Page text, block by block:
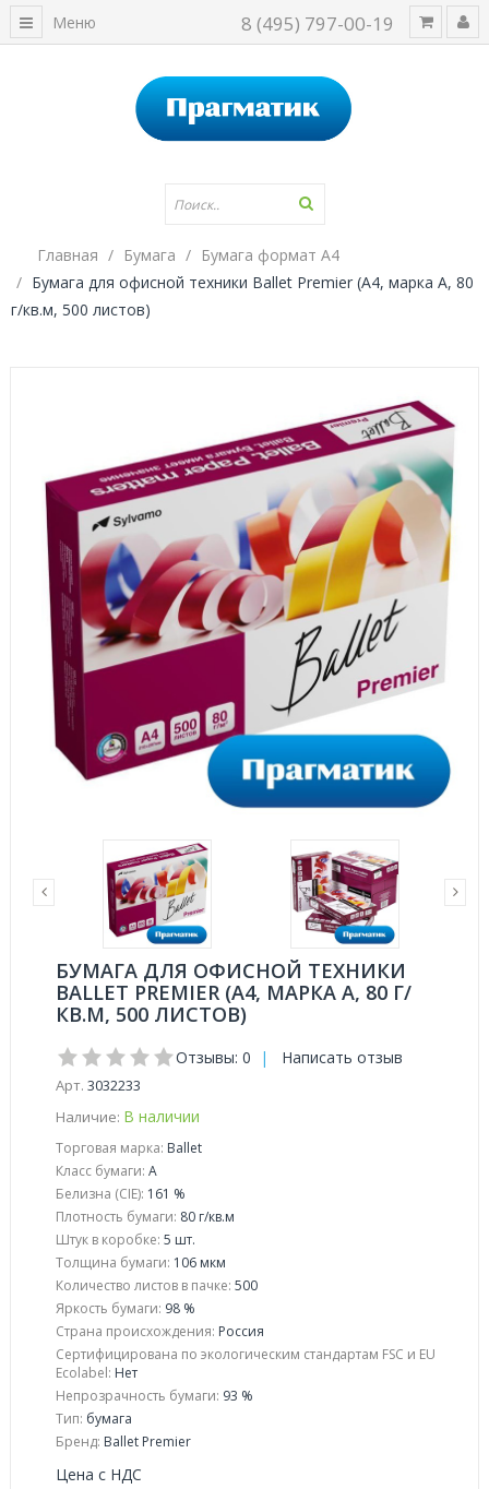
8 (495) 797-00-19
Меню
Главная Бумага
Бумага формат А4
Бумага для офисной техники Ballet Premier (А4, марка A, 80
г/кв.м, 500 листов)
БУМАГА ДЛЯ ОФИСНОЙ ТЕХНИКИ
BALLET PREMIER (А4, МАРКА A, 80 Г/
КВ.М, 500 ЛИСТОВ)
Отзывы: 0 | Написать отзыв
Арт. 3032233
Наличие: В наличии
Торговая марка: Ballet
Класс бумаги: A
Белизна (CIE): 161 %
Плотность бумаги: 80 г/кв.м
Штук в коробке: 5 шт.
Толщина бумаги: 106 мкм
Количество листов в пачке: 500
Яркость бумаги: 98 %
Страна происхождения: Россия
Сертифицирована по экологическим стандартам FSC и EU
Ecolabel: Нет
Непрозрачность бумаги: 93 %
Тип: бумага
Бренд: Ballet Premier
Цена с НДС